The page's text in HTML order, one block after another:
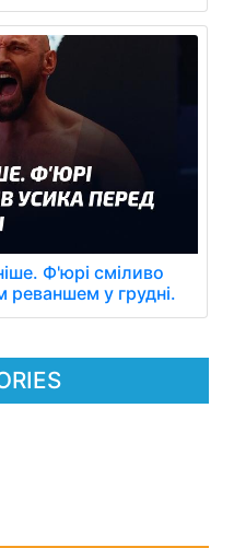
Ф'юрі сміливо
реваншем у грудні.